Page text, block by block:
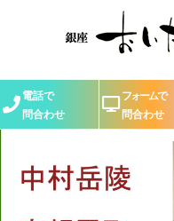
電話で
問合わせ
フォームで
問合わせ